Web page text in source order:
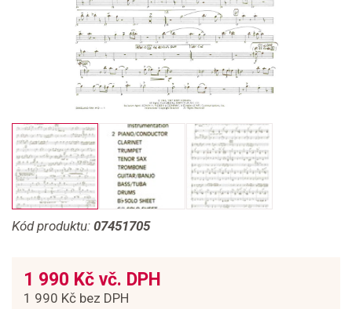
Kód produktu: 07451705
1 990 Kč vč. DPH
1 990 Kč bez DPH